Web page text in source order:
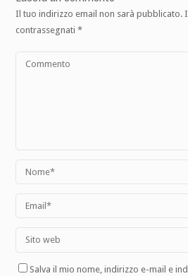
Il tuo indirizzo email non sarà pubblicato.
contrassegnati*
Salva il mio nome, indirizzo e-mail e